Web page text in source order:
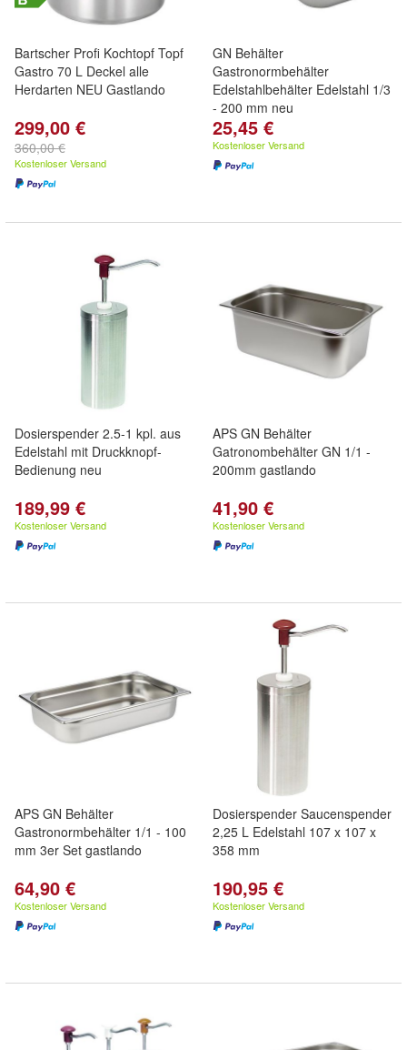
Bartscher Profi Kochtopf Topf
Gastro 70 L Deckel alle
Herdarten NEU Gastlando
299,00 €
360,00 €
Kostenloser Versand
GN Behälter
Gastronormbehälter
Edelstahlbehälter Edelstahl 1/3
- 200 mm neu
25,45 €
Kostenloser Versand
Dosierspender 2.5-1 kpl. aus
Edelstahl mit Druckknopf-
Bedienung neu
189,99 €
Kostenloser Versand
APS GN Behälter
Gatronombehälter GN 1/1 -
200mm gastlando
41,90 €
Kostenloser Versand
APS GN Behälter
Gastronormbehälter 1/1 - 100
mm 3er Set gastlando
64,90 €
Kostenloser Versand
Dosierspender Saucenspender
2,25 L Edelstahl 107 x 107 x
358 mm
190,95 €
Kostenloser Versand